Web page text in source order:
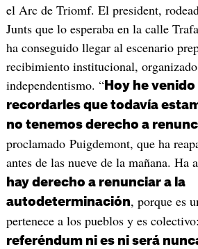
el Arc de Triomf. El president,
Junts que lo esperaba en la calle
ha conseguido llegar al escenario
recibimiento institucional,
independentismo. “Hoy he
recordarles que todavía
no tenemos derecho a
proclamado Puigdemont, que ha
antes de las nueve de la mañana. Ha
hay derecho a renunciar a la
autodeterminación, porque es
pertenece a los pueblos y es
referéndum ni es ni será